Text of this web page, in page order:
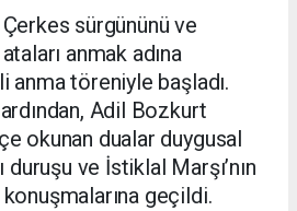
Çerkes sürgününü ve
anmak adına
anma töreniyle başladı.
Adil Bozkurt
okunan dualar duygusal
duruşu ve İstiklal Marşı’nın
geçildi.